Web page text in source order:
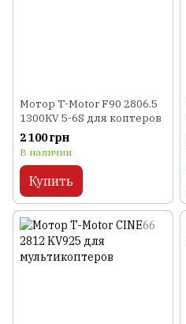
Мотор T-Motor F90 2806.5
1300KV 5-6S для коптеров
2 100 грн
В наличии
Купить